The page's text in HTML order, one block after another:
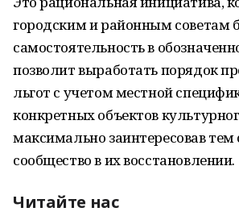
городским и районным советам
самостоятельность в
позволит выработать порядок
льгот с учетом местной
конкретных объектов
максимально заинтересовав
сообщество в их восстановлении.
Читайте нас